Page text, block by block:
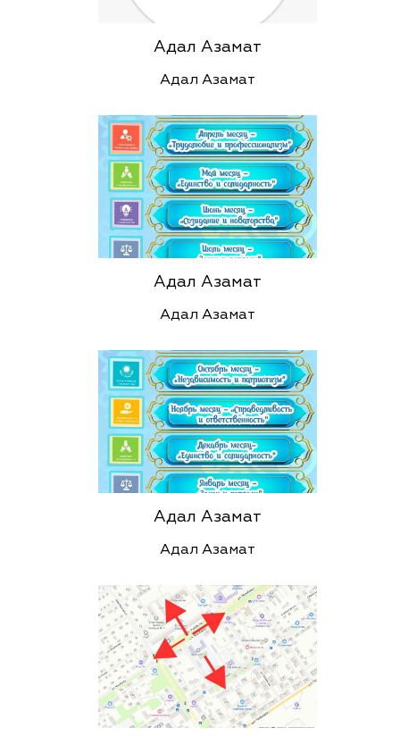
Адал Азамат
Адал Азамат
Адал Азамат
Адал Азамат
Адал Азамат
Адал Азамат